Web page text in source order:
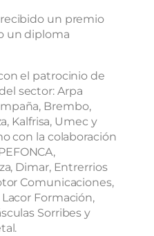
un premio
un diploma
el patrocinio de
sector: Arpa
Brembo,
Kalfrisa, Umec y
con la colaboración
Dimar, Entrerrios
Comunicaciones,
Formación,
Sorribes y